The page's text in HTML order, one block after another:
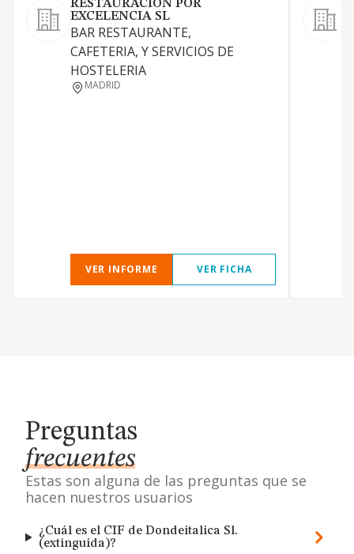
RESTAURACION POR
EXCELENCIA SL
BAR RESTAURANTE,
CAFETERIA, Y SERVICIOS DE
HOSTELERIA
MADRID
VER INFORME VER FICHA
Preguntas
frecuentes
Estas son alguna de las preguntas que se
hacen nuestros usuarios
¿Cuál es el CIF de Dondeitalica Sl.
(extinguida)?